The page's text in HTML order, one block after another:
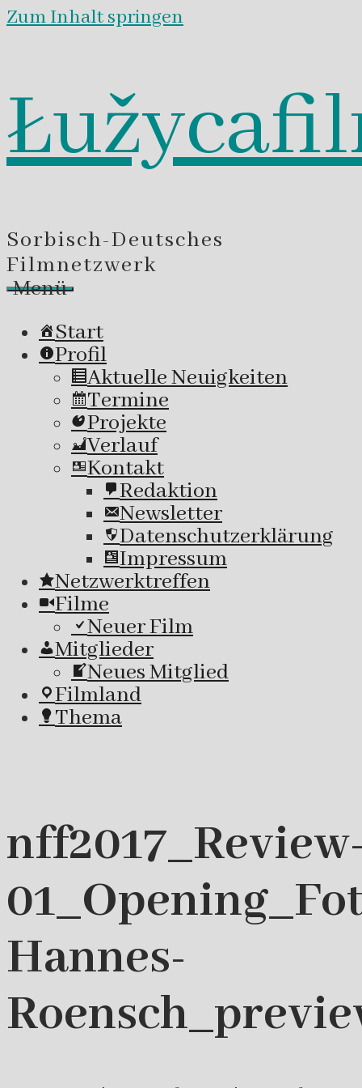
Zum Inhalt springen
Sorbisch-Deutsches
Filmnetzwerk
Menü
Start
Profil
Aktuelle Neuigkeiten
Termine
Projekte
Verlauf
Kontakt
Redaktion
Newsletter
Datenschutzerklärung
Impressum
Netzwerktreffen
Filme
Neuer Film
Mitglieder
Neues Mitglied
Filmland
Thema
Hannes-